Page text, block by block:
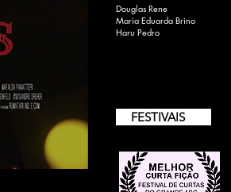
Douglas Rene
Maria Eduarda Brino
Haru Pedro
FESTIVAIS